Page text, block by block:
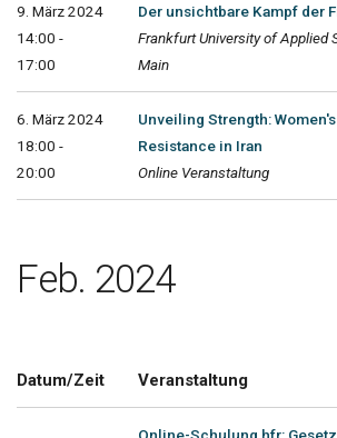
9. März 2024
14:00 -
17:00
Der unsichtbare Kampf der
Frankfurt University of Applied
Main
6. März 2024
18:00 -
20:00
Unveiling Strength:
Resistance in Iran
Online Veranstaltung
Feb. 2024
Datum/Zeit Veranstaltung
Online-Schulung hfr: